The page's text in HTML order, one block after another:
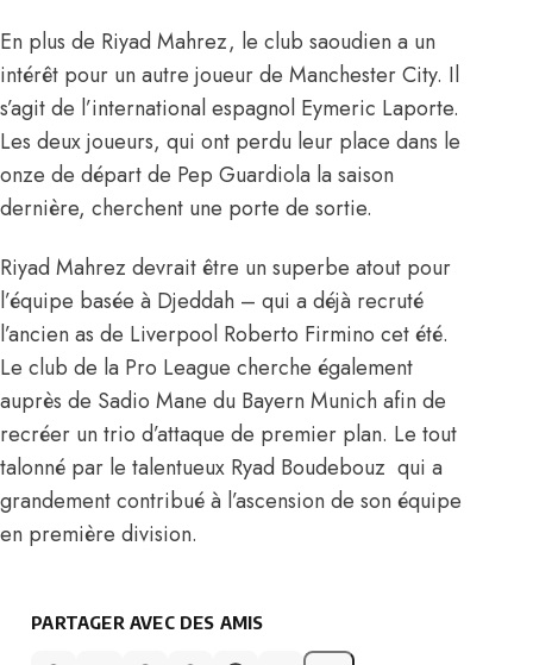
En plus de Riyad Mahrez, le club saoudien a un
intérêt pour un autre joueur de Manchester City. Il
s’agit de l’international espagnol Eymeric Laporte.
Les deux joueurs, qui ont perdu leur place dans le
onze de départ de Pep Guardiola la saison
dernière, cherchent une porte de sortie.
Riyad Mahrez devrait être un superbe atout pour
l’équipe basée à Djeddah – qui a déjà recruté
l’ancien as de Liverpool Roberto Firmino cet été.
Le club de la Pro League cherche également
auprès de Sadio Mane du Bayern Munich afin de
recréer un trio d’attaque de premier plan. Le tout
talonné par le talentueux Ryad Boudebouz qui a
grandement contribué à l’ascension de son équipe
en première division.
PARTAGER AVEC DES AMIS